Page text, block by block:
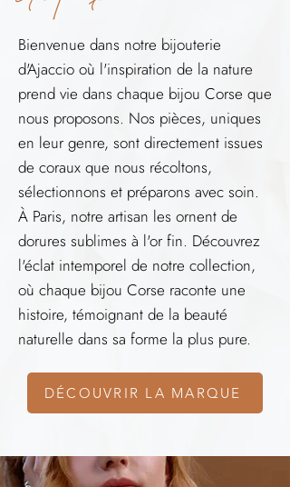
créateurx
Bienvenue dans notre bijouterie
d'Ajaccio où l'inspiration de la nature
prend vie dans chaque bijou Corse que
nous proposons. Nos pièces, uniques
en leur genre, sont directement issues
de coraux que nous récoltons,
sélectionnons et préparons avec soin.
À Paris, notre artisan les ornent de
dorures sublimes à l'or fin. Découvrez
l'éclat intemporel de notre collection,
où chaque bijou Corse raconte une
histoire, témoignant de la beauté
naturelle dans sa forme la plus pure.
DÉCOUVRIR LA MARQUE